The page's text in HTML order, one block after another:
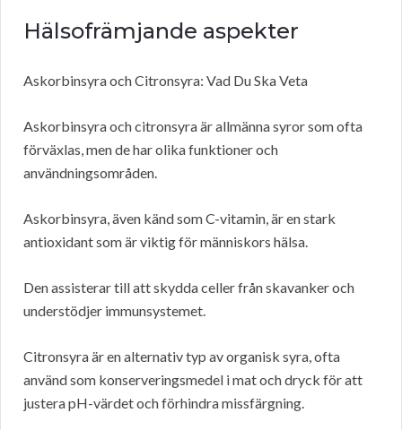
Hälsofrämjande aspekter
Askorbinsyra och Citronsyra: Vad Du Ska Veta
Askorbinsyra och citronsyra är allmänna syror som ofta
förväxlas, men de har olika funktioner och
användningsområden.
Askorbinsyra, även känd som C-vitamin, är en stark
antioxidant som är viktig för människors hälsa.
Den assisterar till att skydda celler från skavanker och
understödjer immunsystemet.
Citronsyra är en alternativ typ av organisk syra, ofta
använd som konserveringsmedel i mat och dryck för att
justera pH-värdet och förhindra missfärgning.